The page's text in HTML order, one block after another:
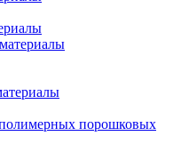
порошковых